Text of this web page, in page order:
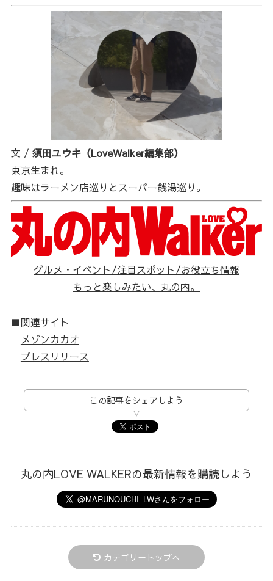
文 / 須田ユウキ（LoveWalker編集部）
東京生まれ。
趣味はラーメン店巡りとスーパー銭湯巡り。
グルメ・イベント/注目スポット/お役立ち情報
もっと楽しみたい、丸の内。
■関連サイト
メゾンカカオ
プレスリリース
この記事をシェアしよう
丸の内LOVE WALKERの最新情報を購読しよう
カテゴリートップへ